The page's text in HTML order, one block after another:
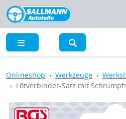
Onlineshop Werkzeuge
Lötverbinder-Satz mit